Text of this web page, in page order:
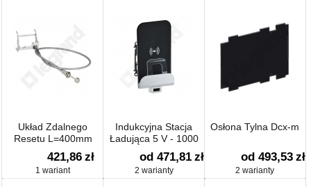
Układ Zdalnego
Resetu L=400mm
421,86 zł
1 wariant
Indukcyjna Stacja
Ładująca 5 V - 1000
Ma + Usb 5 V - 2400
Ma
od 471,81 zł
2 warianty
Osłona Tylna Dcx-m
od 493,53 zł
2 warianty